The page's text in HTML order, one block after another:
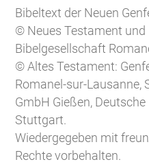
Bibeltext der Neuen
© Neues Testament und
Bibelgesellschaft
© Altes Testament:
Romanel-sur-Lausanne,
GmbH Gießen,
Stuttgart.
Wiedergegeben mit
Rechte vorbehalten.